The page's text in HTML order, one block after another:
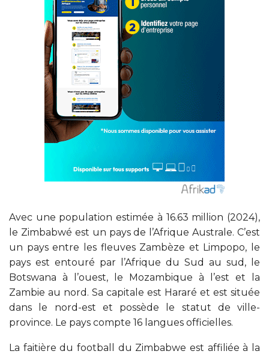
Avec une population estimée à 16.63 million (2024),
le Zimbabwé est un pays de l’Afrique Australe. C’est
un pays entre les fleuves Zambèze et Limpopo, le
pays est entouré par l’Afrique du Sud au sud, le
Botswana à l’ouest, le Mozambique à l’est et la
Zambie au nord. Sa capitale est Hararé et est située
dans le nord-est et possède le statut de ville-
province. Le pays compte 16 langues officielles.
La faitière du football du Zimbabwe est affiliée à la